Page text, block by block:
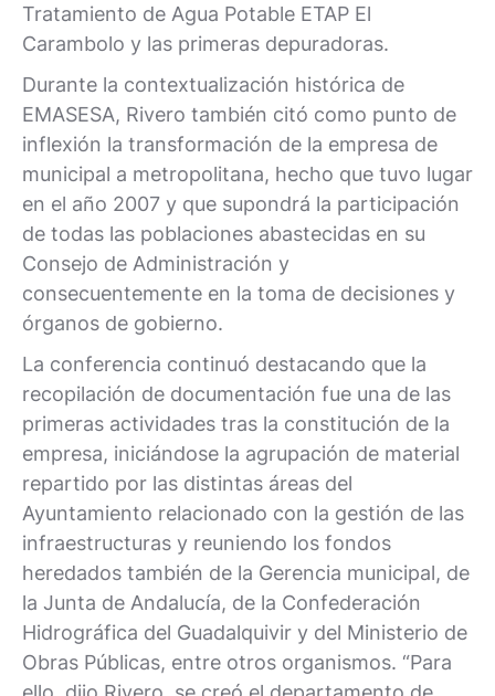
Tratamiento de Agua Potable ETAP El
Carambolo y las primeras depuradoras.
Durante la contextualización histórica de
EMASESA, Rivero también citó como punto de
inflexión la transformación de la empresa de
municipal a metropolitana, hecho que tuvo lugar
en el año 2007 y que supondrá la participación
de todas las poblaciones abastecidas en su
Consejo de Administración y
consecuentemente en la toma de decisiones y
órganos de gobierno.
La conferencia continuó destacando que la
recopilación de documentación fue una de las
primeras actividades tras la constitución de la
empresa, iniciándose la agrupación de material
repartido por las distintas áreas del
Ayuntamiento relacionado con la gestión de las
infraestructuras y reuniendo los fondos
heredados también de la Gerencia municipal, de
la Junta de Andalucía, de la Confederación
Hidrográfica del Guadalquivir y del Ministerio de
Obras Públicas, entre otros organismos. “Para